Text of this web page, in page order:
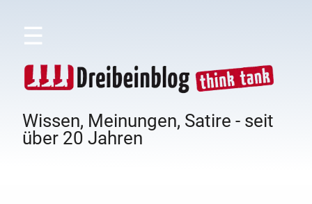
☰
Wissen, Meinungen, Satire - seit
über 20 Jahren